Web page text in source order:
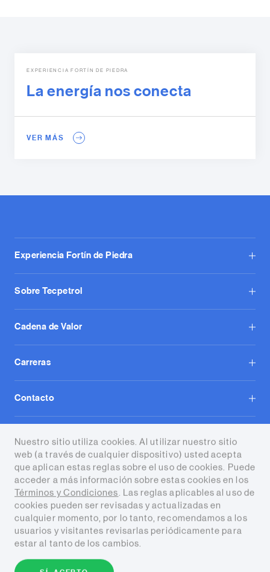
EXPERIENCIA FORTÍN DE PIEDRA
La energía nos conecta
VER MÁS
Experiencia Fortín de Piedra
Sobre Tecpetrol
Cadena de Valor
Carreras
Contacto
los derechos reservados
Términos y condiciones
Nuestro sitio utiliza cookies. Al utilizar nuestro sitio
web (a través de cualquier dispositivo) usted acepta
que aplican estas reglas sobre el uso de cookies. Puede
acceder a más información sobre estas cookies en los
Términos y Condiciones . Las reglas aplicables al uso de
cookies pueden ser revisadas y actualizadas en
cualquier momento, por lo tanto, recomendamos a los
usuarios y visitantes revisarlas periódicamente para
estar al tanto de los cambios.